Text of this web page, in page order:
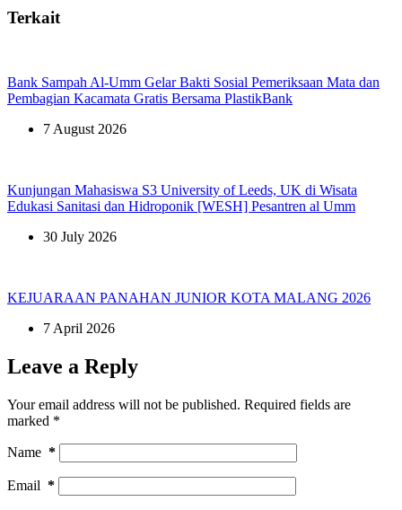
Terkait
Bank Sampah Al-Umm Gelar Bakti Sosial Pemeriksaan Mata dan
Pembagian Kacamata Gratis Bersama PlastikBank
7 August 2026
Kunjungan Mahasiswa S3 University of Leeds, UK di Wisata
Edukasi Sanitasi dan Hidroponik [WESH] Pesantren al Umm
30 July 2026
KEJUARAAN PANAHAN JUNIOR KOTA MALANG 2026
7 April 2026
Leave a Reply
Your email address will not be published. Required fields are
marked *
Name *
Email *